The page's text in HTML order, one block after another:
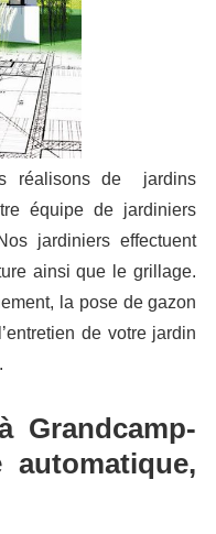
réalisons de jardins
équipe de jardiniers
jardiniers effectuent
ainsi que le grillage.
la pose de gazon
de votre jardin
Grandcamp-